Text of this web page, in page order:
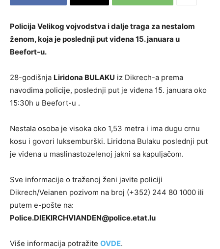
Policija Velikog vojvodstva i dalje traga za nestalom
ženom, koja je poslednji put viđena 15. januara u
Beefort-u.
28-godišnja Liridona BULAKU iz Dikrech-a prema
navodima policije, poslednji put je viđena 15. januara oko
15:30h u Beefort-u .
Nestala osoba je visoka oko 1,53 metra i ima dugu crnu
kosu i govori luksemburški. Liridona Bulaku poslednji put
je viđena u maslinastozelenoj jakni sa kapuljačom.
Sve informacije o traženoj ženi javite policiji
Dikrech/Veianen pozivom na broj (+352) 244 80 1000 ili
putem e-pošte na:
Police.DIEKIRCHVIANDEN@police.etat.lu
Više informacija potražite OVDE.